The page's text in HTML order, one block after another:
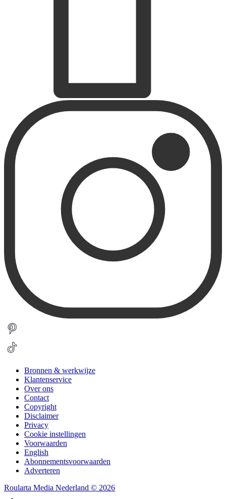
Bronnen & werkwijze
Klantenservice
Over ons
Contact
Copyright
Disclaimer
Privacy
Cookie instellingen
Voorwaarden
English
Abonnementsvoorwaarden
Adverteren
Roularta Media Nederland © 2026